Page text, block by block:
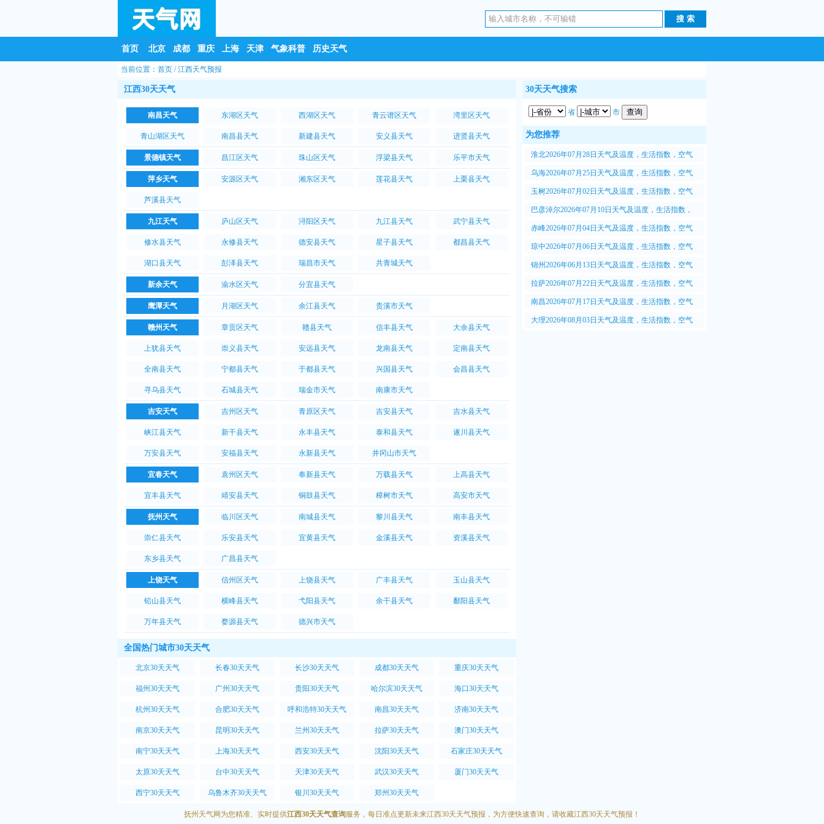
首页 北京 成都 重庆 上海 天津 气象科普 历史天气
当前位置： 首页 / 江西天气预报
江西30天天气
南昌天气 东湖区天气 西湖区天气 青云谱区天气 湾里区天气
青山湖区天气 南昌县天气 新建县天气 安义县天气 进贤县天气
景德镇天气 昌江区天气 珠山区天气 浮梁县天气 乐平市天气
萍乡天气 安源区天气 湘东区天气 莲花县天气 上栗县天气
芦溪县天气
九江天气 庐山区天气 浔阳区天气 九江县天气 武宁县天气
修水县天气 永修县天气 德安县天气 星子县天气 都昌县天气
湖口县天气 彭泽县天气 瑞昌市天气 共青城天气
新余天气 渝水区天气 分宜县天气
鹰潭天气 月湖区天气 余江县天气 贵溪市天气
赣州天气 章贡区天气 赣县天气 信丰县天气 大余县天气
上犹县天气 崇义县天气 安远县天气 龙南县天气 定南县天气
全南县天气 宁都县天气 于都县天气 兴国县天气 会昌县天气
寻乌县天气 石城县天气 瑞金市天气 南康市天气
吉安天气 吉州区天气 青原区天气 吉安县天气 吉水县天气
峡江县天气 新干县天气 永丰县天气 泰和县天气 遂川县天气
万安县天气 安福县天气 永新县天气 井冈山市天气
宜春天气 袁州区天气 奉新县天气 万载县天气 上高县天气
宜丰县天气 靖安县天气 铜鼓县天气 樟树市天气 高安市天气
抚州天气 临川区天气 南城县天气 黎川县天气 南丰县天气
崇仁县天气 乐安县天气 宜黄县天气 金溪县天气 资溪县天气
东乡县天气 广昌县天气
上饶天气 信州区天气 上饶县天气 广丰县天气 玉山县天气
铅山县天气 横峰县天气 弋阳县天气 余干县天气 鄱阳县天气
万年县天气 婺源县天气 德兴市天气
全国热门城市30天天气
北京30天天气 长春30天天气 长沙30天天气 成都30天天气 重庆30天天气
福州30天天气 广州30天天气 贵阳30天天气 哈尔滨30天天气 海口30天天气
杭州30天天气 合肥30天天气 呼和浩特30天天气 南昌30天天气 济南30天天气
南京30天天气 昆明30天天气 兰州30天天气 拉萨30天天气 澳门30天天气
南宁30天天气 上海30天天气 西安30天天气 沈阳30天天气 石家庄30天天气
太原30天天气 台中30天天气 天津30天天气 武汉30天天气 厦门30天天气
西宁30天天气 乌鲁木齐30天天气 银川30天天气 郑州30天天气
30天天气搜索
省 市
为您推荐
淮北2026年07月28日天气及温度，生活指数，空气
PM2.5质量情况
乌海2026年07月25日天气及温度，生活指数，空气
PM2.5质量情况
玉树2026年07月02日天气及温度，生活指数，空气
PM2.5质量情况
巴彦淖尔2026年07月10日天气及温度，生活指数，
空气PM2.5质量情况
赤峰2026年07月04日天气及温度，生活指数，空气
PM2.5质量情况
琼中2026年07月06日天气及温度，生活指数，空气
PM2.5质量情况
锦州2026年06月13日天气及温度，生活指数，空气
PM2.5质量情况
拉萨2026年07月22日天气及温度，生活指数，空气
PM2.5质量情况
南昌2026年07月17日天气及温度，生活指数，空气
PM2.5质量情况
大理2026年08月03日天气及温度，生活指数，空气
抚州天气网为您精准、实时提供江西30天天气查询服务，每日准点更新未来江西30天天气预报，为方便快速查询，请收藏江西30天天气预报！